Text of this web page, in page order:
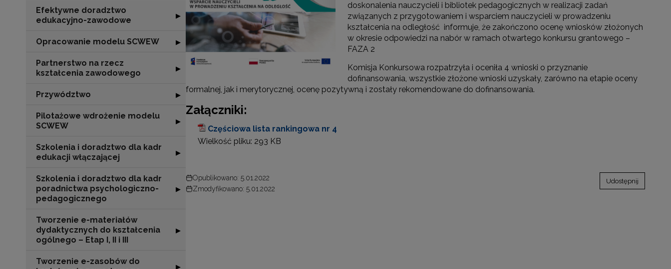
Efektywne doradztwo
edukacyjno-zawodowe
Rozwiń sekcję "Efektywne doradztwo edukacyjno-zawodowe"
▶
Opracowanie modelu SCWEW Rozwiń sekcję "Opracowanie modelu SCWEW"
▶
Partnerstwo na rzecz
kształcenia zawodowego
Rozwiń sekcję "Partnerstwo na rzecz kształcenia zawodowego"
▶
Przywództwo Rozwiń sekcję "Przywództwo"
▶
Pilotażowe wdrożenie modelu
SCWEW
Rozwiń sekcję "Pilotażowe wdrożenie modelu SCWEW"
▶
Szkolenia i doradztwo dla kadr
edukacji włączającej
Rozwiń sekcję "Szkolenia i doradztwo dla kadr edukacji włączającej"
▶
Szkolenia i doradztwo dla kadr
poradnictwa psychologiczno-
pedagogicznego
Rozwiń sekcję "Szkolenia i doradztwo dla kadr poradnictwa psychologiczno-pedagogicznego"
▶
Tworzenie e-materiałów
dydaktycznych do kształcenia
ogólnego – Etap I, II i III
Rozwiń sekcję "Tworzenie e-materiałów dydaktycznych do kształcenia ogólnego – Etap I, II i III"
▶
Tworzenie e-zasobów do
Rozwiń sekcję "Tworzenie e-zasobów do kształcenia zawodowego"
▶
doskonalenia nauczycieli i bibliotek pedagogicznych w realizacji zadań
związanych z przygotowaniem i wsparciem nauczycieli w prowadzeniu
kształcenia na odległość informuje, że zakończono ocenę wniosków złożonych
w okresie odpowiedzi na nabór w ramach otwartego konkursu grantowego –
FAZA 2
Komisja Konkursowa rozpatrzyła i oceniła 4 wnioski o przyznanie
dofinansowania, wszystkie złożone wnioski uzyskały, zarówno na etapie oceny
formalnej, jak i merytorycznej, ocenę pozytywną i zostały rekomendowane do dofinansowania.
Załączniki:
Częściowa lista rankingowa nr 4
Wielkość pliku: 293 KB
Opublikowano: 5.01.2022
Zmodyfikowano: 5.01.2022
Udostępnij